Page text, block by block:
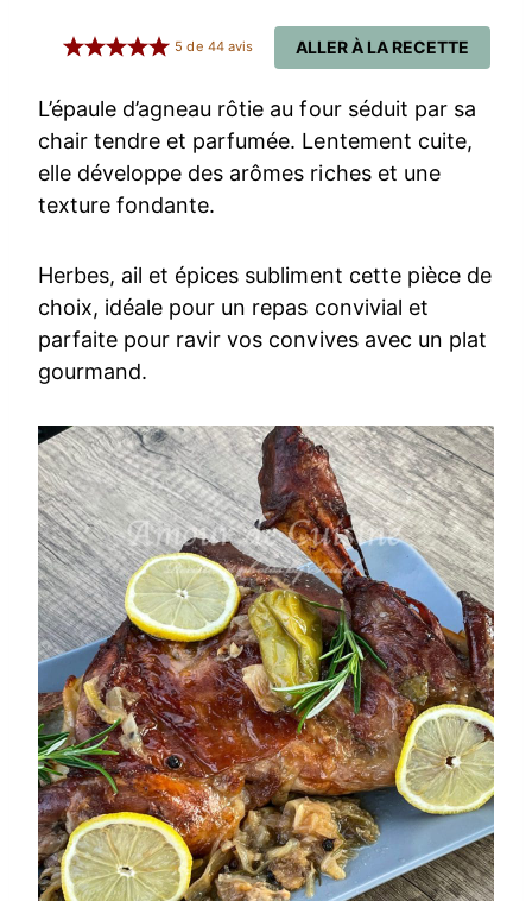
ALLER À LA RECETTE
5 de 44avis
L’épaule d’agneau rôtie au four séduit par sa
chair tendre et parfumée. Lentement cuite,
elle développe des arômes riches et une
texture fondante.
Herbes, ail et épices subliment cette pièce de
choix, idéale pour un repas convivial et
parfaite pour ravir vos convives avec un plat
gourmand.